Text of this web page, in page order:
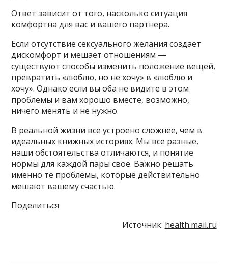
Ответ зависит от того, насколько ситуация
комфортна для вас и вашего партнера.
Если отсутствие сексуального желания создает
дискомфорт и мешает отношениям ―
существуют способы изменить положение вещей,
превратить «люблю, но не хочу» в «люблю и
хочу». Однако если вы оба не видите в этом
проблемы и вам хорошо вместе, возможно,
ничего менять и не нужно.
В реальной жизни все устроено сложнее, чем в
идеальных книжных историях. Мы все разные,
наши обстоятельства отличаются, и понятие
нормы для каждой пары свое. Важно решать
именно те проблемы, которые действительно
мешают вашему счастью.
Поделиться
Источник: health.mail.ru